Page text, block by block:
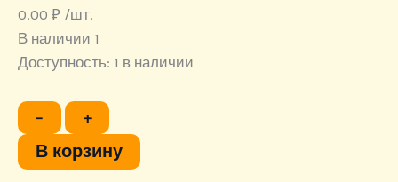
0.00 ₽ /шт.
В наличии 1
Доступность: 1 в наличии
−
Количество
товара
Фанера
ламинированная
+
В корзину